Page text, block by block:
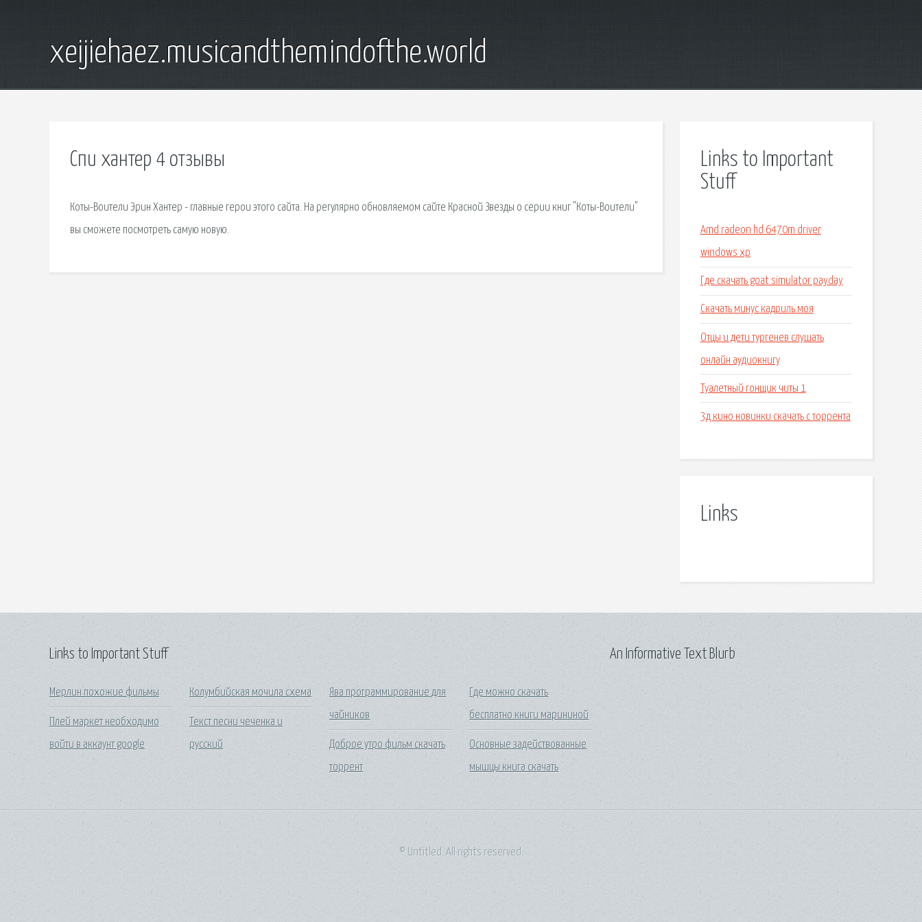
xeijiehaez.musicandthemindofthe.world
Спи хантер 4 отзывы
Коты-Воители Эрин Хантер - главные герои этого сайта. На регулярно обновляемом сайте Красной Звезды о серии книг "Коты-Воители"
вы сможете посмотреть самую новую.
Links to Important
Stuff
Amd radeon hd 6470m driver
windows xp
Где скачать goat simulator payday
Скачать минус кадриль моя
Отцы и дети тургенев слушать
онлайн аудиокнигу
Туалетный гонщик читы 1
3д кино новинки скачать с торрента
Links
Links to Important Stuff
Мерлин похожие фильмы
Плей маркет необходимо
войти в аккаунт google
Колумбийская мочила схема
Текст песни чеченка и
русский
Ява программирование для
чайников
Доброе утро фильм скачать
торрент
Где можно скачать
бесплатно книги марининой
Основные задействованные
мышцы книга скачать
An Informative Text Blurb
© Untitled. All rights reserved.